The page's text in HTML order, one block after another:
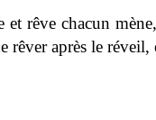
et rêve chacun
rêver après le réveil,